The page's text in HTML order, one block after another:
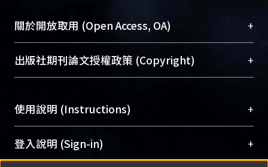
成果。
To permanently archive and promote researcher
profiles and scholarly works, Library integrates the
services of “NTU Repository” with “Academic
Sciences Library)
關於開放取用 (Open Access, OA) +
開放取用是從使用者角度提升資訊取用性的社會運
動，應用在學術研究上是透過將研究著作公開供使
用逐年攀升。同時可加速研究發展、提升研究影響
Archive）平台。 （點選深入了解OA）
出版社期刊論文授權政策 (Copyright) +
含部分內容的版權非匯入者所有，或由第三方贊
助與合作完成，請確認該版權所有者及第三方同
意提供此授權。
Please represent that the submission is your
使用說明 (Instructions) +
網站簡介(Quickstart Guide)
使用手冊(Instruction Manual)
登入說明 (Sign-in) +